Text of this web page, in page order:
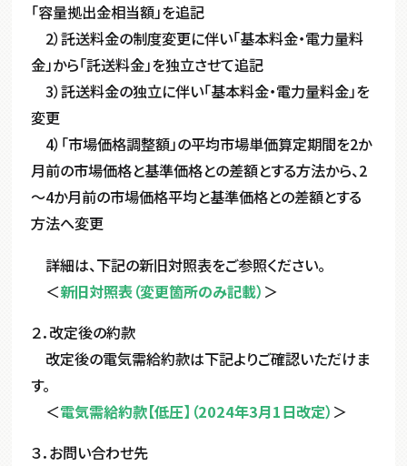
「容量拠出金相当額」を追記
2）託送料金の制度変更に伴い「基本料金・電力量料
金」から「託送料金」を独立させて追記
3）託送料金の独立に伴い「基本料金・電力量料金」を
変更
4）「市場価格調整額」の平均市場単価算定期間を2か
月前の市場価格と基準価格との差額とする方法から、2
～4か月前の市場価格平均と基準価格との差額とする
方法へ変更
詳細は、下記の新旧対照表をご参照ください。
＜新旧対照表（変更箇所のみ記載） ＞
２．改定後の約款
改定後の電気需給約款は下記よりご確認いただけま
す。
＜電気需給約款【低圧】（2024年3月1日改定） ＞
３．お問い合わせ先